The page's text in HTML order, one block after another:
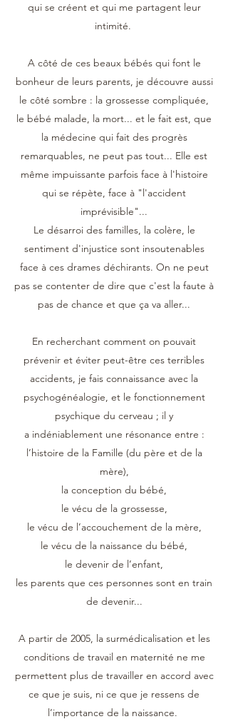
qui se créent et qui me partagent leur
intimité.
A côté de ces beaux bébés qui font le
bonheur de leurs parents, je découvre aussi
le côté sombre : la grossesse compliquée,
le bébé malade, la mort... et le fait est, que
la médecine qui fait des progrès
remarquables, ne peut pas tout... Elle est
même impuissante parfois face à l'histoire
qui se répète, face à "l'accident
imprévisible"...
Le désarroi des familles, la colère, le
sentiment d'injustice sont insoutenables
face à ces drames déchirants. On ne peut
pas se contenter de dire que c'est la faute à
pas de chance et que ça va aller...
En recherchant comment on pouvait
prévenir et éviter peut-être ces terribles
accidents, je fais connaissance avec la
psychogénéalogie, et le fonctionnement
psychique du cerveau ; il y
a indéniablement une résonance entre :
l’histoire de la Famille (du père et de la
mère),
la conception du bébé,
le vécu de la grossesse,
le vécu de l’accouchement de la mère,
le vécu de la naissance du bébé,
le devenir de l’enfant,
les parents que ces personnes sont en train
de devenir...
A partir de 2005, la surmédicalisation et les
conditions de travail en maternité ne me
permettent plus de travailler en accord avec
ce que je suis, ni ce que je ressens de
l’importance de la naissance.